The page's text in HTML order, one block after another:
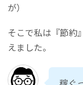
が）
そこで私は『節約
えました。